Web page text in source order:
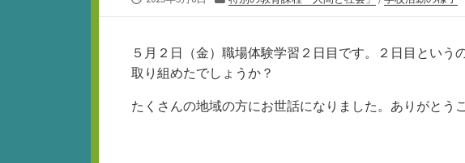
リ
ー
５月２日（金）職場体験学習２日目です。２日目という
取り組めたでしょうか？
たくさんの地域の方にお世話になりました。ありがとう